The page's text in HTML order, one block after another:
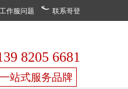
工作服问题 联系哥登
8205 6681
站式服务品牌